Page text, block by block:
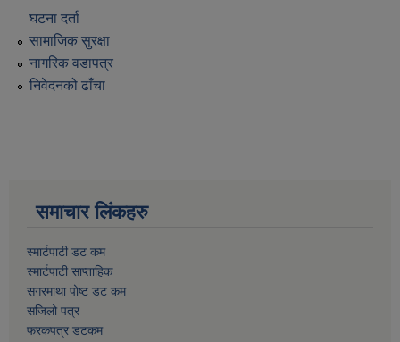
घटना दर्ता
सामाजिक सुरक्षा
नागरिक वडापत्र
निवेदनको ढाँचा
समाचार लिंकहरु
स्मार्टपाटी डट कम
स्मार्टपाटी साप्ताहिक
सगरमाथा पोष्ट डट कम
सजिलो पत्र
फरकपत्र डटकम